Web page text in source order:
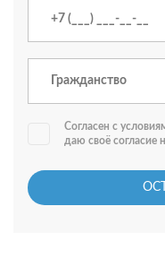
Согласен с
даю своё согласие